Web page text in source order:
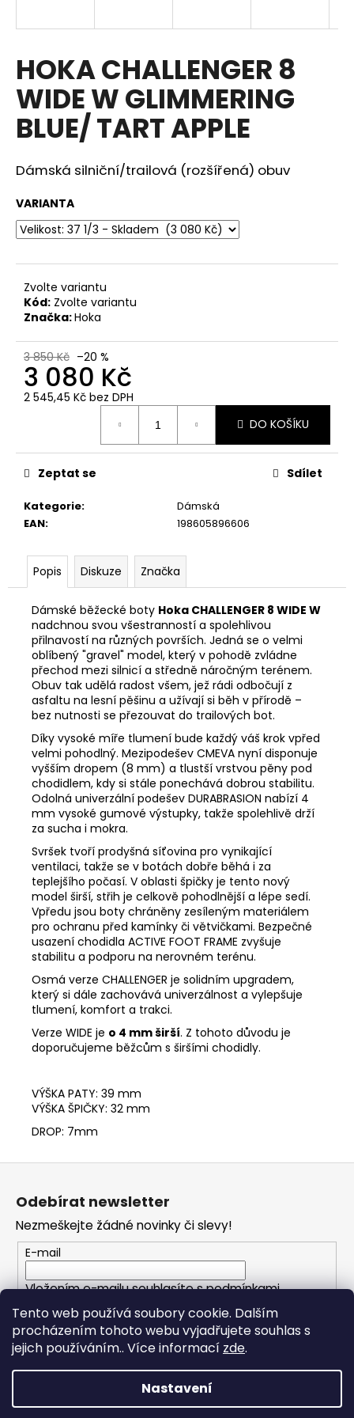
Tento web používá soubory cookie. Dalším
procházením tohoto webu vyjadřujete souhlas s
jejich používáním.. Více informací zde.
Nastavení
HOKA CHALLENGER 8
WIDE W GLIMMERING
BLUE/ TART APPLE
Dámská silniční/trailová (rozšířená) obuv
VARIANTA
Zvolte variantu
Kód: Zvolte variantu
Značka:Hoka
3 850 Kč –20 %
3 080 Kč
2 545,45 Kč bez DPH
DO KOŠÍKU
Kategorie:
Dámská
EAN: 198605896606
Zeptat se Sdílet
Popis Diskuze Značka
Dámské běžecké boty Hoka CHALLENGER 8 WIDE W
nadchnou svou všestranností a spolehlivou
přilnavostí na různých površích. Jedná se o velmi
oblíbený "gravel" model, který v pohodě zvládne
přechod mezi silnicí a středně náročným terénem.
Obuv tak udělá radost všem, jež rádi odbočují z
asfaltu na lesní pěšinu a užívají si běh v přírodě –
bez nutnosti se přezouvat do trailových bot.
Díky vysoké míře tlumení bude každý váš krok vpřed
velmi pohodlný. Mezipodešev CMEVA nyní disponuje
vyšším dropem (8 mm) a tlustší vrstvou pěny pod
chodidlem, kdy si stále ponechává dobrou stabilitu.
Odolná univerzální podešev DURABRASION nabízí 4
mm vysoké gumové výstupky, takže spolehlivě drží
za sucha i mokra.
Svršek tvoří prodyšná síťovina pro vynikající
ventilaci, takže se v botách dobře běhá i za
teplejšího počasí. V oblasti špičky je tento nový
model širší, střih je celkově pohodlnější a lépe sedí.
Vpředu jsou boty chráněny zesíleným materiálem
pro ochranu před kamínky či větvičkami. Bezpečné
usazení chodidla ACTIVE FOOT FRAME zvyšuje
stabilitu a podporu na nerovném terénu.
Osmá verze CHALLENGER je solidním upgradem,
který si dále zachovává univerzálnost a vylepšuje
tlumení, komfort a trakci.
Verze WIDE je o 4 mm širší. Z tohoto důvodu je
doporučujeme běžcům s širšími chodidly.
VÝŠKA PATY: 39 mm
VÝŠKA ŠPIČKY: 32 mm
DROP: 7mm
í
t
?
o
p
o
u
č
u
Z
Odebírat newsletter
Nezmeškejte žádné novinky či slevy!
E-mail
Vložením e-mailu souhlasíte spodmínkami
ochrany osobních údajů
PŘIHLÁSIT SE